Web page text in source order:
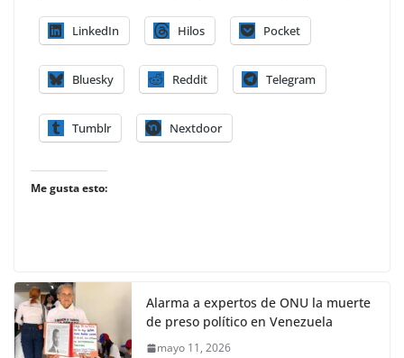
LinkedIn Hilos Pocket
Bluesky Reddit Telegram
Tumblr Nextdoor
Me gusta esto:
Alarma a expertos de ONU la muerte
de preso político en Venezuela
mayo 11, 2026